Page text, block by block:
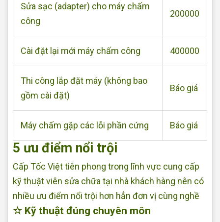
Sửa sạc (adapter) cho máy chấm
công
200000
Cài đặt lại mới máy chấm công 400000
Thi công lắp đặt máy (không bao
gồm cài đặt)
Báo giá
Máy chấm gặp các lỗi phần cứng Báo giá
5 ưu điểm nổi trội
Cấp Tốc Việt tiên phong trong lĩnh vực cung cấp
kỹ thuật viên sửa chữa tại nhà khách hàng nên có
nhiều ưu điểm nổi trội hơn hẳn đơn vị cùng nghề
☆ Kỹ thuật đúng chuyên môn